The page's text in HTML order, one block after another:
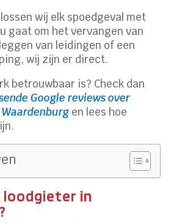
wij elk spoedgeval met
gaat om het vervangen van
van leidingen of een
wij zijn er direct.
betrouwbaar is? Check dan
Google reviews over
en lees hoe
loodgieter in